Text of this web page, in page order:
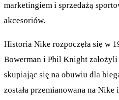
marketingiem i sprzedażą
akcesoriów.
Historia Nike rozpoczęła się w
Bowerman i Phil Knight
skupiając się na obuwiu dla
została przemianowana na Nike